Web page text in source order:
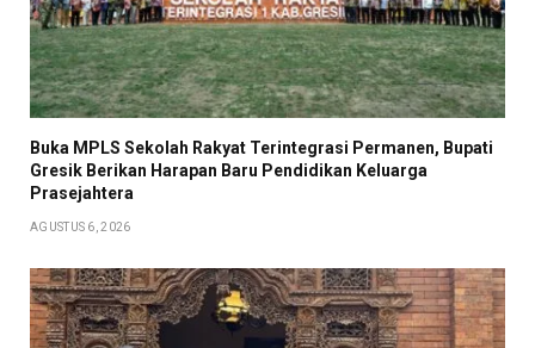
Buka MPLS Sekolah Rakyat Terintegrasi Permanen, Bupati
Gresik Berikan Harapan Baru Pendidikan Keluarga
Prasejahtera
AGUSTUS 6, 2026